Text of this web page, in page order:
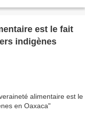
est le fait
indigènes